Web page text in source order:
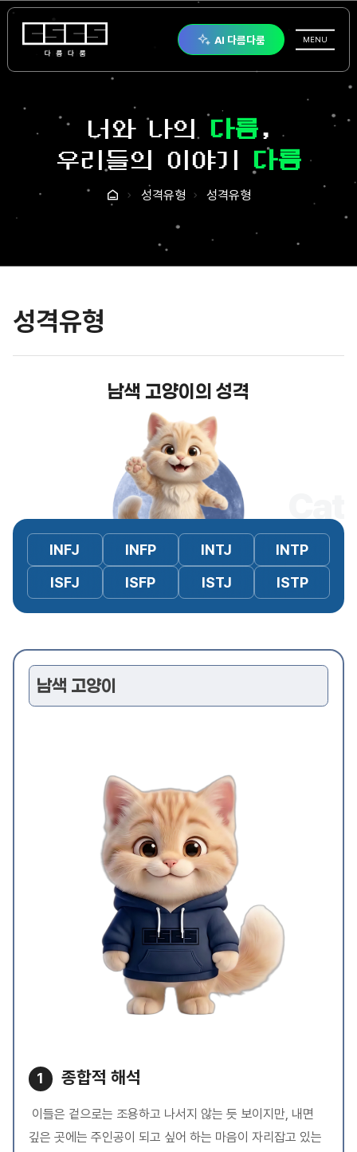
다름다룸
MENU
AI 다름다룸
너와 나의 다름,
우리들의 이야기 다룸
성격유형
홈
성격유형 성격유형
남색 고양이의 성격
INFJ INFP INTJ
INTP
ISFJ
ISFP ISTJ ISTP
남색 고양이
1 종합적 해석
이들은 겉으로는 조용하고 나서지 않는 듯 보이지만, 내면
깊은 곳에는 주인공이 되고 싶어 하는 마음이 자리잡고 있는